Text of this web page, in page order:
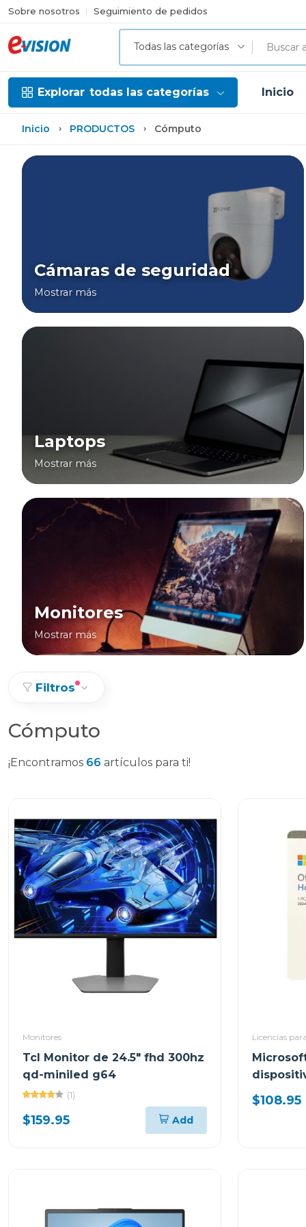
Sobre nosotros Seguimiento de pedidos
Todas las categorías
Explorar todas las categorías Inicio
Inicio PRODUCTOS Cómputo
Cámaras de seguridad
Mostrar más
Laptops
Mostrar más
Monitores
Mostrar más
Filtros
Cómputo
¡Encontramos 66 artículos para ti!
Monitores
Tcl Monitor de 24.5" fhd 300hz
qd-miniled g64
(1)
$159.95 Add
Licencias
$108.95